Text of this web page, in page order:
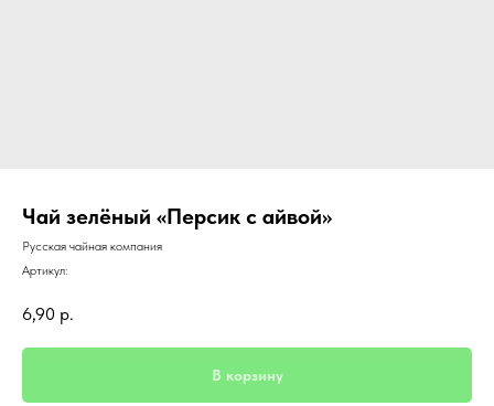
Чай зелёный «Персик с айвой»
Русская чайная компания
Артикул:
6,90 р.
В корзину